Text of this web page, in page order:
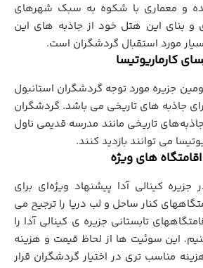
شده و معماری با شکوه به سبک شهرهای
و بناي اين هتل خود از جاذبه هاي اين
مورد استقبال گردشگران است.
کارماريوتيسا
جزیره مورد توجه گردشگران استانبول
جاذبه های تاریخی می باشد. گردشگران
تاریخی مانند مدرسه قدیمی ناول
مي توانند بازدید کنند.
هاي ويژه
جزیره کینالی آدا پیشنهاد ویژه‌ای برای
کنار ساحل و لب دريا را ترجيح مي
تابستاني جزيره ي کينالي آدا را
اين سوئيت ها از لحاظ قيمت و هزينه
مناسب تري در اختيار گردشگران قرار